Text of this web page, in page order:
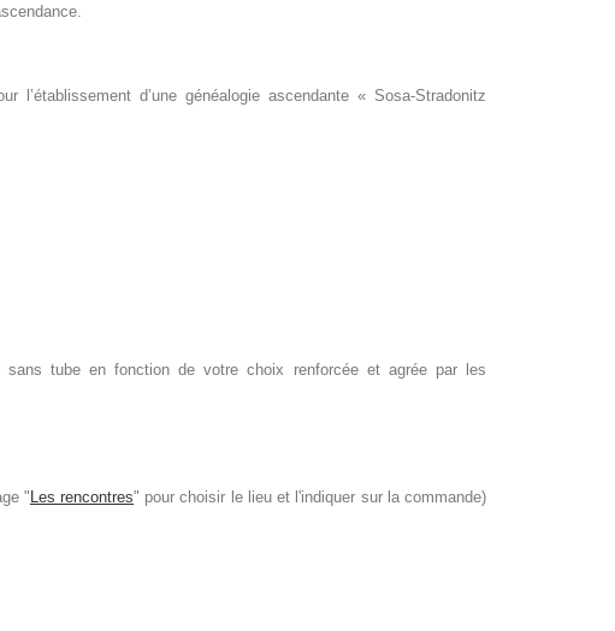
d’une généalogie ascendante « Sosa-Stradonitz
tube en fonction de votre choix renforcée et agrée par les
"Les rencontres" pour choisir le lieu et l'indiquer sur la commande)